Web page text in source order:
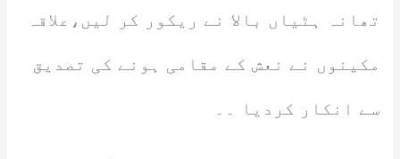
تھانہ ہٹیاں بالا نے ریکور کر لیں،علاقہ
مکینوں نے نعش کے مقامی ہونے کی تصدیق
سے انکار کردیا ۔۔